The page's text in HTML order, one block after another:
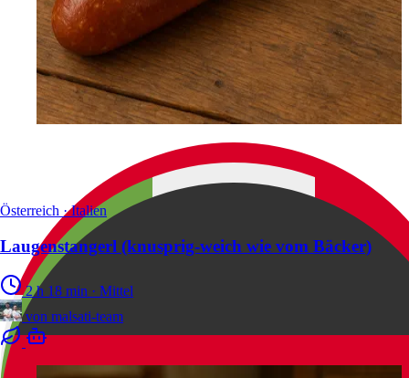
Österreich · Italien
Laugenstangerl (knusprig-weich wie vom Bäcker)
2 h 18 min · Mittel
von malsati-team